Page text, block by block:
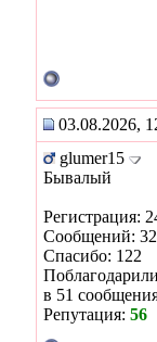
03.08.2026,
glumer15
Бывалый
Регистрация:
Сообщений:
Спасибо: 122
в 51
Репутация: 56